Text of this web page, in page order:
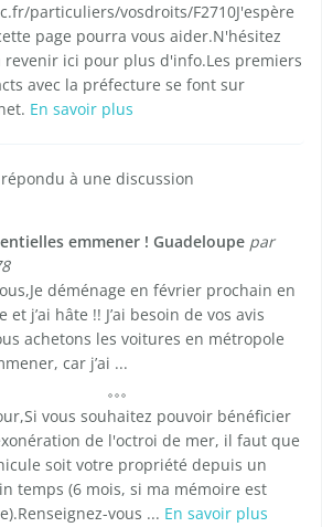
particuliers/vosdroits/F2710J'espère
page pourra vous aider.N'hésitez
revenir ici pour plus d'info.Les premiers
avec la préfecture se font sur
En savoir plus
répondu à une discussion
emmener ! Guadeloupe par
déménage en février prochain en
et j’ai hâte !! J’ai besoin de vos avis
achetons les voitures en métropole
car j’ai ...
vous souhaitez pouvoir bénéficier
de l'octroi de mer, il faut que
soit votre propriété depuis un
temps (6 mois, si ma mémoire est
vous ... En savoir plus